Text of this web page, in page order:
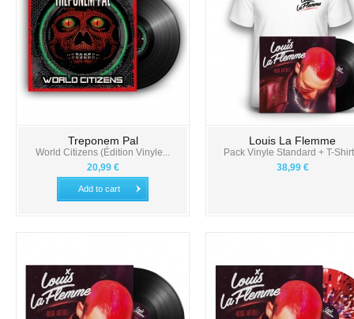
Treponem Pal
World Citizens (Édition Vinyle...
20,99 €
Add to cart
Louis La Flemme
Pack Vinyle Standard + T-
38,99 €